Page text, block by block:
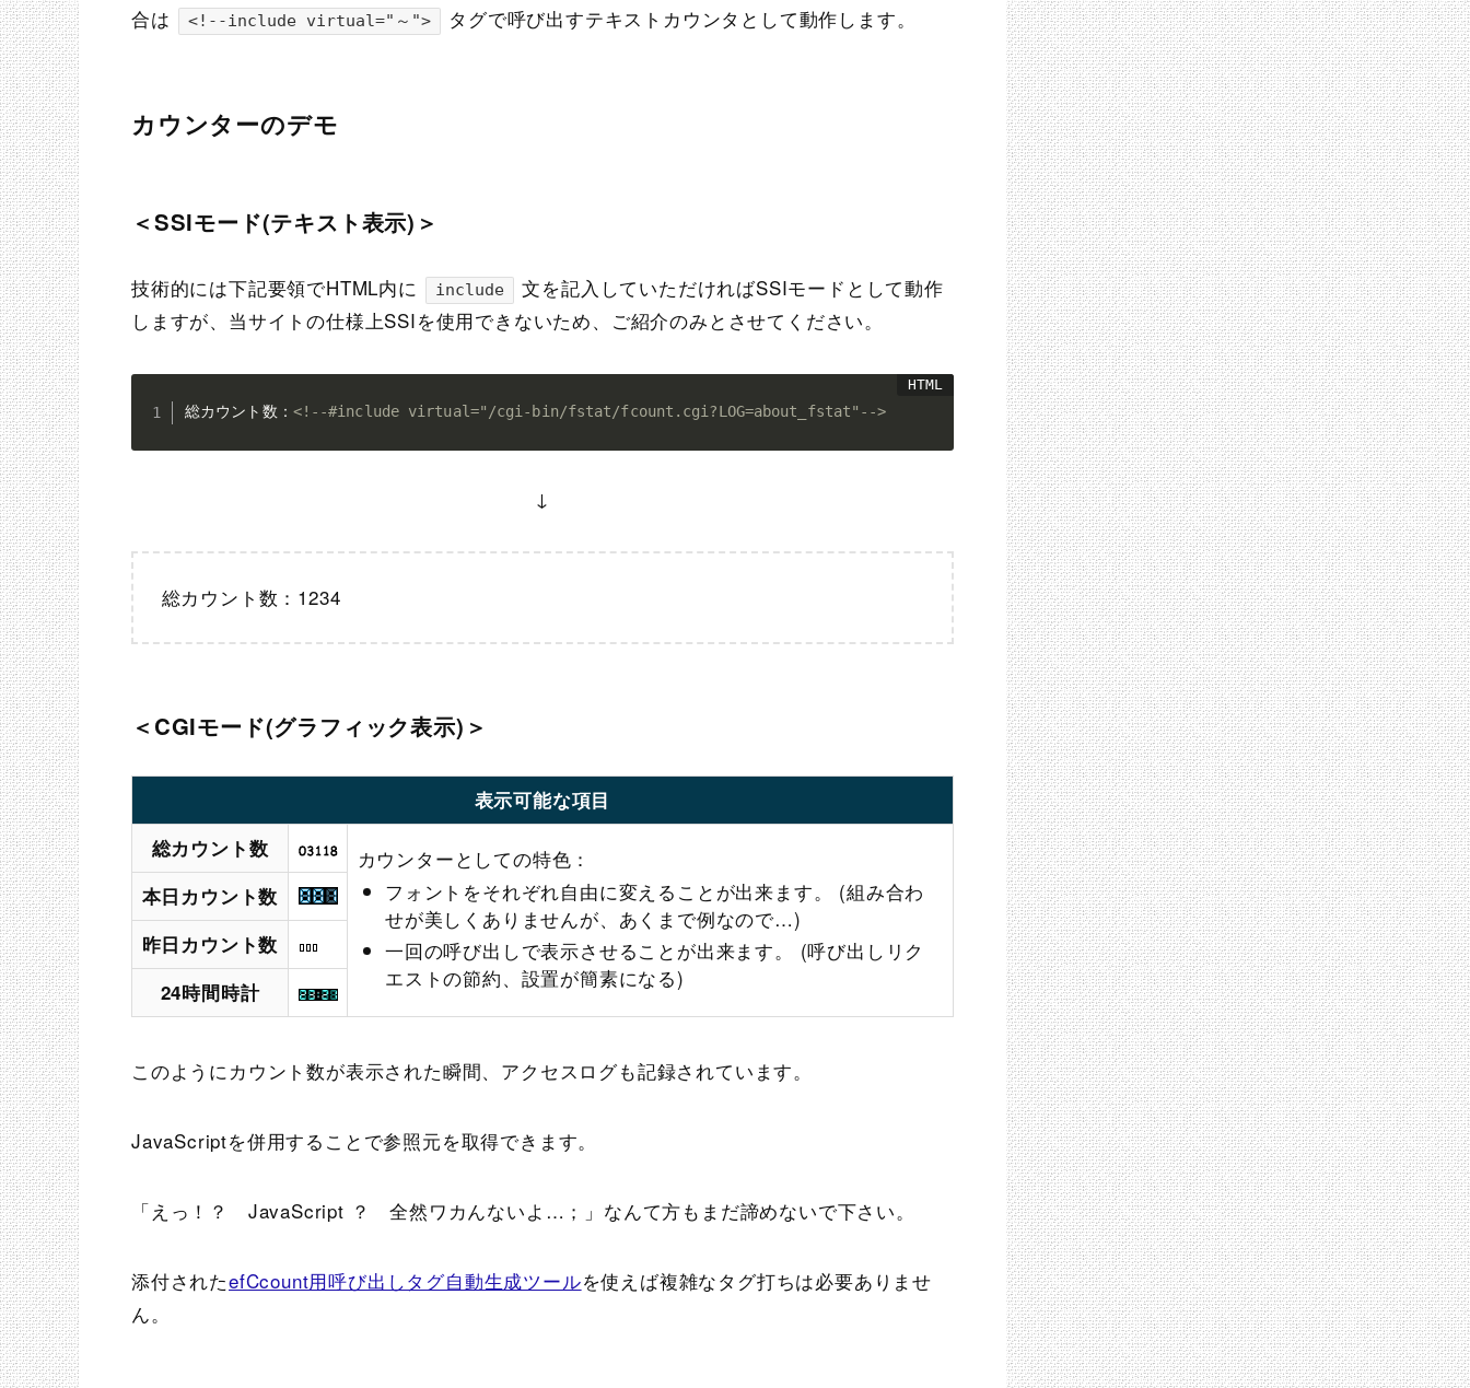
合は
<!--include virtual="～"> タグで呼び出すテキストカウンタとして動作します。
カウンターのデモ
＜SSIモード(テキスト表示)＞
技術的には下記要領でHTML内に include
文を記入していただければSSIモードとして動作
しますが、当サイトの仕様上SSIを使用できないため、ご紹介のみとさせてください。
総カウント数： <!--#include virtual="/cgi-bin/fstat/fcount.cgi?LOG=about_fstat"-->
↓
総カウント数：1234
＜CGIモード(グラフィック表示)＞
表示可能な項目
総カウント数
カウンターとしての特色：
フォントをそれぞれ自由に変えることが出来ます。 (組み合わ
せが美しくありませんが、あくまで例なので…)
一回の呼び出しで表示させることが出来ます。 (呼び出しリク
エストの節約、設置が簡素になる)
本日カウント数
昨日カウント数
24時間時計
このようにカウント数が表示された瞬間、アクセスログも記録されています。
JavaScriptを併用することで参照元を取得できます。
「えっ！？ JavaScript ？ 全然ワカんないよ…；」なんて方もまだ諦めないで下さい。
添付されたefCcount用呼び出しタグ自動生成ツールを使えば複雑なタグ打ちは必要ありませ
ん。